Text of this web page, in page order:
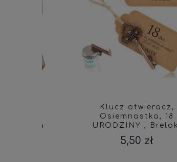
Klucz otwieracz,
Osiemnastka, 18
URODZINY , Brelok,
Podziękowanie, KLU 436
5,50 zł